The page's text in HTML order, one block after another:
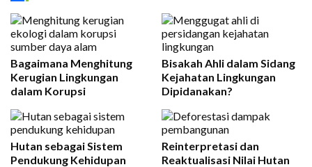
Bagaimana Menghitung
Kerugian Lingkungan
dalam Korupsi
Bisakah Ahli dalam Sidang
Kejahatan Lingkungan
Dipidanakan?
Hutan sebagai Sistem
Pendukung Kehidupan
Reinterpretasi dan
Reaktualisasi Nilai Hutan